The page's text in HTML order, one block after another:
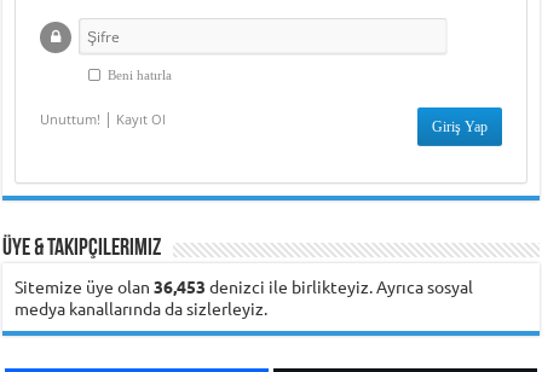
Beni hatırla
Unuttum! | Kayıt Ol
Üye & Takipçilerimiz
Sitemize üye olan36,453 denizci ile birlikteyiz. Ayrıca sosyal
medya kanallarında da sizlerleyiz.